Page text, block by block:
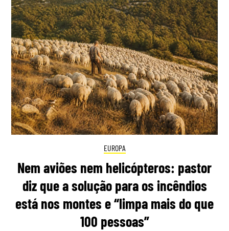
EUROPA
Nem aviões nem helicópteros: pastor
diz que a solução para os incêndios
está nos montes e “limpa mais do que
100 pessoas”